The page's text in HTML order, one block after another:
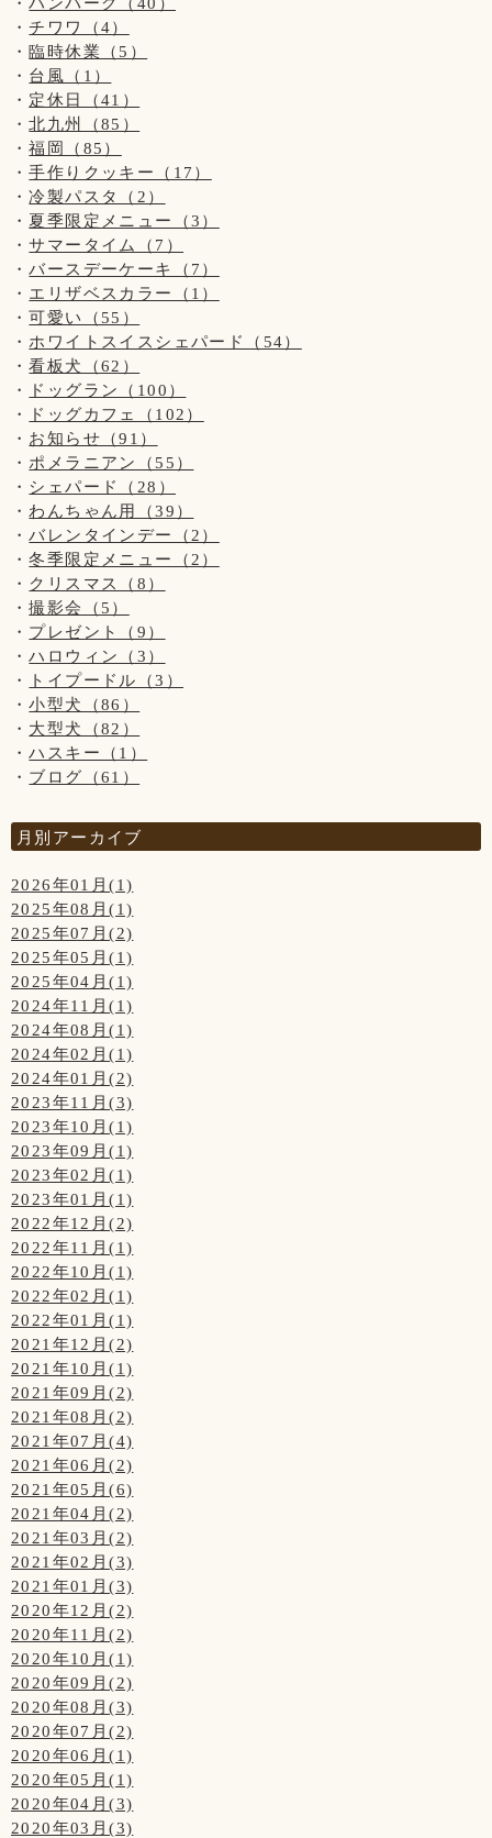
【営業時間について】
コロナウイルス対策として時間短縮営業で11:00～19:00(L.O
18:00)とさせて頂きます。
※ドッグランのご利用は安全のため、日没までとさせて頂い
ております。
【写真について】
Upしています、お写真はトリマーが時間が空いた時に撮影さ
せて頂いております。
ご来店頂きました全てのわんちゃん達を撮影は出来ておりま
せんのでご了承くださいませ。
ドッグランはわんちゃんの遊ぶ所です。
お子様の遊ぶ所ではございません。
サッカー・キャッチボール・お子様だけの追いかけっこなど
はご遠慮頂きますようお願い致します。
保護者の方はわんちゃんだけでなく、お子様からも目を離さ
ないようにお願い致します。
【新型コロナウイルス感染防止対策について】
新型コロナウイルス感染防止対策を行っております。
お客様の安全の為にもご協力をお願い致します。
◆お席からは必要最低限の移動(トイレやドッグランなど)以
外はご遠慮頂きます様お願い致します。
お客様同士(わんちゃんも含む)の距離ソーシャルディスタン
スを保って頂きますようお願い致します。
◆ご入店の際は、アルコール消毒とマスクの着用(お食事の時
以外)をお願い致します。
◆テイクアウトもございます！
◆ご入店の制限をさせて頂いております。(店内は4組様ま
で、テラスは3組様まで)
お客様、わんちゃんの安全を守るためですのでご了承くださ
いませ。
【営業時間について】
コロナウイルス対策として時間短縮営業で11:00～19:00(L.O
18:00)とさせて頂きます。
※ドッグランのご利用は安全のため、日没までとさせて頂い
ております。
【写真について】
せて頂いております。
せんのでご了承くださいませ。
チワワ（4）
臨時休業（5）
台風（1）
定休日（41）
北九州（85）
福岡（85）
手作りクッキー（17）
冷製パスタ（2）
夏季限定メニュー（3）
サマータイム（7）
バースデーケーキ（7）
エリザベスカラー（1）
可愛い（55）
ホワイトスイスシェパード（54）
看板犬（62）
ドッグラン（100）
ドッグカフェ（102）
お知らせ（91）
ポメラニアン（55）
シェパード（28）
わんちゃん用（39）
バレンタインデー（2）
冬季限定メニュー（2）
クリスマス（8）
撮影会（5）
プレゼント（9）
ハロウィン（3）
トイプードル（3）
小型犬（86）
大型犬（82）
ハスキー（1）
ブログ（61）
月別アーカイブ
2026年01月(1)
2025年08月(1)
2025年07月(2)
2025年05月(1)
2025年04月(1)
2024年11月(1)
2024年08月(1)
2024年02月(1)
2024年01月(2)
2023年11月(3)
2023年10月(1)
2023年09月(1)
2023年02月(1)
2023年01月(1)
2022年12月(2)
2022年11月(1)
2022年10月(1)
2022年02月(1)
2022年01月(1)
2021年12月(2)
2021年10月(1)
2021年09月(2)
2021年08月(2)
2021年07月(4)
2021年06月(2)
2021年05月(6)
2021年04月(2)
2021年03月(2)
2021年02月(3)
2021年01月(3)
2020年12月(2)
2020年11月(2)
2020年10月(1)
2020年09月(2)
2020年08月(3)
2020年07月(2)
2020年06月(1)
2020年05月(1)
2020年04月(3)
2020年03月(3)